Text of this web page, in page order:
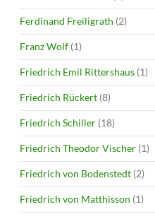
Ferdinand Freiligrath (2)
Franz Wolf (1)
Friedrich Emil Rittershaus (1)
Friedrich Rückert (8)
Friedrich Schiller (18)
Friedrich Theodor Vischer (1)
Friedrich von Bodenstedt (2)
Friedrich von Matthisson (1)